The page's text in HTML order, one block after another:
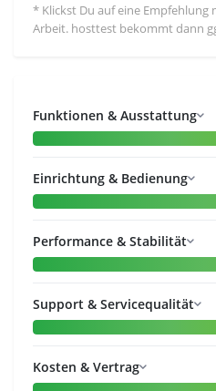
* Klickst Du auf eine
Arbeit. hosttest bekommt dann
Funktionen & Ausstattung
Einrichtung & Bedienung
Performance & Stabilität
Support & Servicequalität
Kosten & Vertrag